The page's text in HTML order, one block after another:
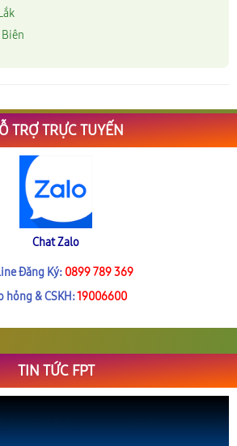
Biên
TRỢ TRỰC TUYẾN
Chat Zalo
Đăng Ký: 0899 789 369
hỏng & CSKH:19006600
TIN TỨC FPT